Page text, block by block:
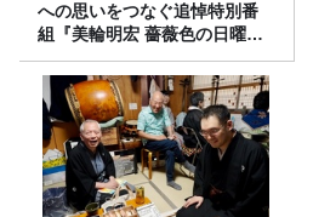
への思いをつなぐ追悼特別番
組『美輪明宏 薔薇色の日曜日
～ごきげんよう、ルンルン
～』8/9（日）16時放送